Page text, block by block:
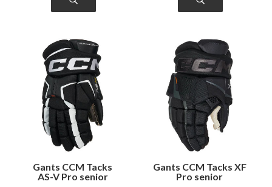
Gants CCM Tacks
AS-V Pro senior
Gants CCM Tacks XF
Pro senior